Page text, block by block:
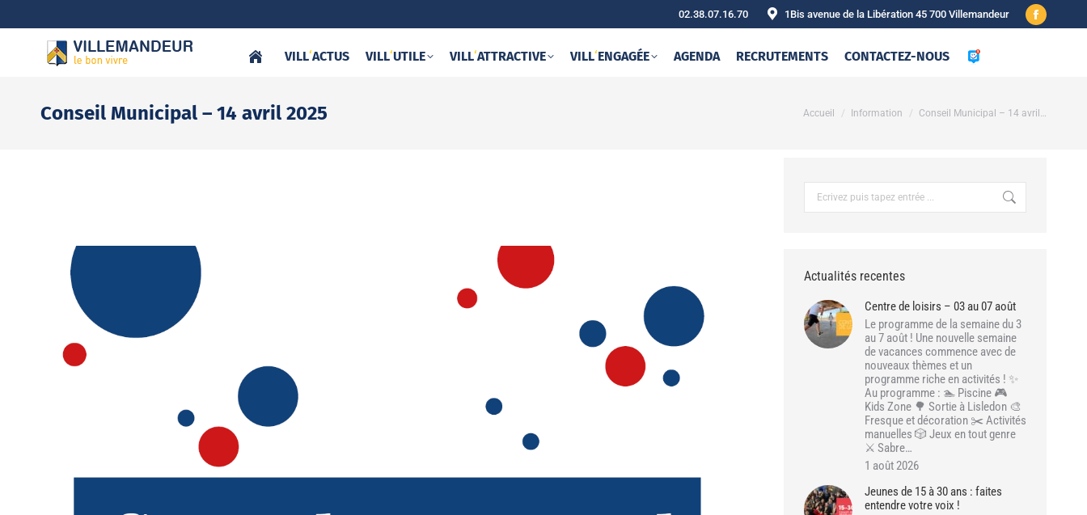
02.38.07.16.70 1Bis avenue de la Libération 45 700 Villemandeur
Facebook
new
VILL‘ACTUS VILL‘UTILE VILL‘ATTRACTIVE VILL‘ENGAGÉE AGENDA RECRUTEMENTS CONTACTEZ-NOUS
Conseil Municipal – 14 avril 2025 Vous êtes ici :
Accueil Information Conseil Municipal – 14 avril…
Actualités recentes
Centre de loisirs – 03 au 07 août
Le programme de la semaine du 3
au 7 août ! Une nouvelle semaine
de vacances commence avec de
nouveaux thèmes et un
programme riche en activités ! ✨
Au programme : 🏊 Piscine 🎮
Kids Zone 🌳 Sortie à Lisledon 🎨
Fresque et décoration ✂️ Activités
manuelles 🎲 Jeux en tout genre
⚔️ Sabre…
1 août 2026
Jeunes de 15 à 30 ans : faites
entendre votre voix !